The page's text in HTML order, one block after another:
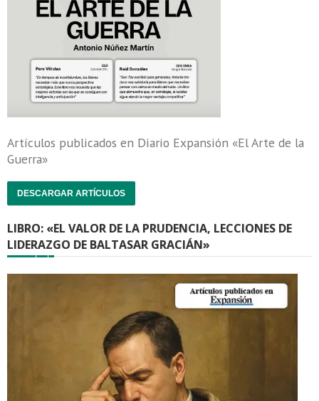
Artículos publicados en Diario Expansión «El Arte de la
Guerra»
DESCARGAR ARTÍCULOS
LIBRO: «EL VALOR DE LA PRUDENCIA, LECCIONES DE
LIDERAZGO DE BALTASAR GRACIÁN»